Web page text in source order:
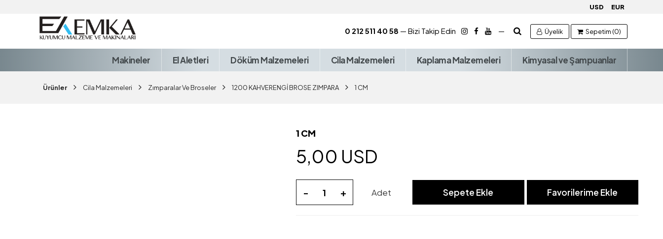
USD EUR
0 212 511 40 58 — Bizi Takip Edin — Üyelik Sepetim (0)
Makineler El Aletleri Döküm Malzemeleri Cila Malzemeleri Kaplama Malzemeleri Kimyasal ve Şampuanlar
Ürünler Cila Malzemeleri Zımparalar Ve Broseler 1200 KAHVERENGİ BROSE ZIMPARA 1 CM
1 CM
5,00 USD
- + Adet Sepete Ekle Favorilerime Ekle